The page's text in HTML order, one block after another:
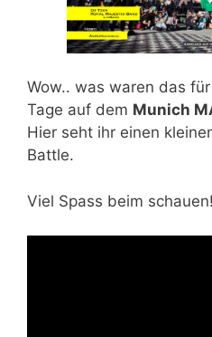
Wow.. was waren das
Tage auf dem Munich
Hier seht ihr einen
Battle.
Viel Spass beim